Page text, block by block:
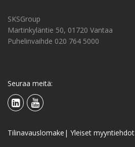
SKSGroup
Martinkyläntie 50, 01720 Vantaa
Puhelinvaihde 020 764 5000
Seuraa meitä:
Tilinavauslomake | Yleiset myyntiehdot